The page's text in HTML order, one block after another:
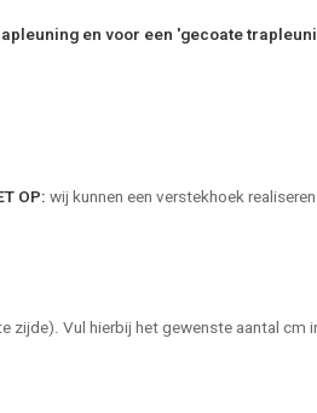
en voor een 'gecoate
OP:wij kunnen een verstekhoek
zijde). Vul hierbij het gewenste aantal cm